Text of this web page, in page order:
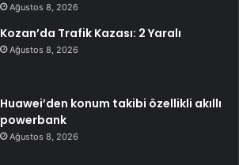
Ağustos 8, 2026
Kozan’da Trafik Kazası: 2 Yaralı
Ağustos 8, 2026
Huawei’den konum takibi özellikli akıllı
powerbank
Ağustos 8, 2026